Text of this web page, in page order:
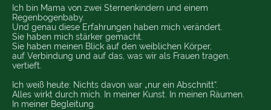
Ich bin Mama von zwei Sternenkindern und einem
Regenbogenbaby.
Und genau diese Erfahrungen haben mich verändert.
Sie haben mich stärker gemacht.
Sie haben meinen Blick auf den weiblichen Körper,
auf Verbindung und auf das, was wir als Frauen tragen,
vertieft.
Ich weiß heute: Nichts davon war „nur ein Abschnitt“.
Alles wirkt durch mich. In meiner Kunst. In meinen Räumen.
In meiner Begleitung.